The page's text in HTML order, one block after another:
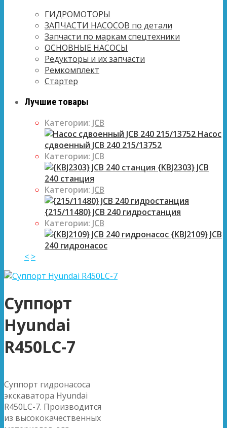
ГИДРОМОТОРЫ
ЗАПЧАСТИ НАСОСОВ по детали
Запчасти по маркам спецтехники
ОСНОВНЫЕ НАСОСЫ
Редукторы и их запчасти
Ремкомплект
Стартер
Лучшие товары
Категории: JCB
Насос
сдвоенный JCB 240 215/13752
Категории: JCB
{KBJ2303} JCB
240 станция
Категории: JCB
{215/11480} JCB 240 гидростанция
Категории: JCB
{KBJ2109} JCB
240 гидронасос
< >
Суппорт
Hyundai
R450LC-7
Суппорт гидронасоса
экскаватора Hyundai
R450LC-7. Производится
из высококачественных